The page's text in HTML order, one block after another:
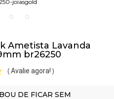
Ametista Lavanda
br26250
( Avalie agora! )